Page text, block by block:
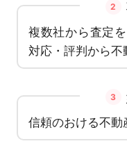
2
複数社から査定
対応・評判から不
3
信頼のおける不動